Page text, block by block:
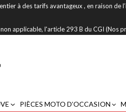
à des tarifs avantageux , en raison
applicable, l'article 293 B du CGI (Nos
PIÈCES MOTO D’OCCASION